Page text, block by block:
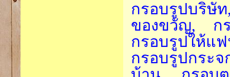
กรอบรูปบริษั
ของขวัญ, กร
กรอบรูปให้แ
กรอบรูปกระจ